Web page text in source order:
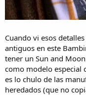
Cuando vi esos
antiguos en este
tener un Sun and
como modelo especial
es lo chulo de las
heredados (que no